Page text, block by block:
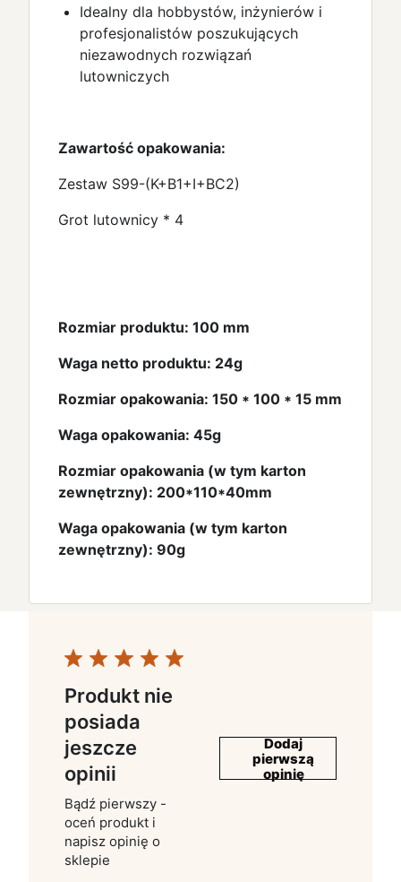
Idealny dla hobbystów, inżynierów i
profesjonalistów poszukujących
niezawodnych rozwiązań
lutowniczych
Zawartość opakowania:
Zestaw S99-(K+B1+I+BC2)
Grot lutownicy * 4
Rozmiar produktu: 100 mm
Waga netto produktu: 24g
Rozmiar opakowania: 150 * 100 * 15 mm
Waga opakowania: 45g
Rozmiar opakowania (w tym karton
zewnętrzny): 200*110*40mm
Waga opakowania (w tym karton
zewnętrzny): 90g
Produkt nie
posiada
jeszcze
opinii
Bądź pierwszy -
oceń produkt i
napisz opinię o
sklepie
Dodaj
pierwszą
opinię